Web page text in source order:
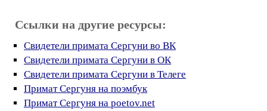
Ссылки на другие ресурсы:
Свидетели примата Сергуни во ВК
Свидетели примата Сергуни в ОК
Свидетели примата Сергуни в Телеге
Примат Сергуня на поэмбук
Примат Сергуня на poetov.net